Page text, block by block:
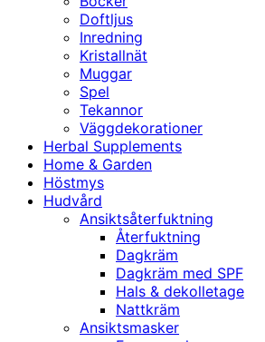
Doftljus
Inredning
Kristallnät
Muggar
Spel
Tekannor
Väggdekorationer
Herbal Supplements
Home & Garden
Höstmys
Hudvård
Ansiktsåterfuktning
Återfuktning
Dagkräm
Dagkräm med SPF
Hals & dekolletage
Nattkräm
Ansiktsmasker